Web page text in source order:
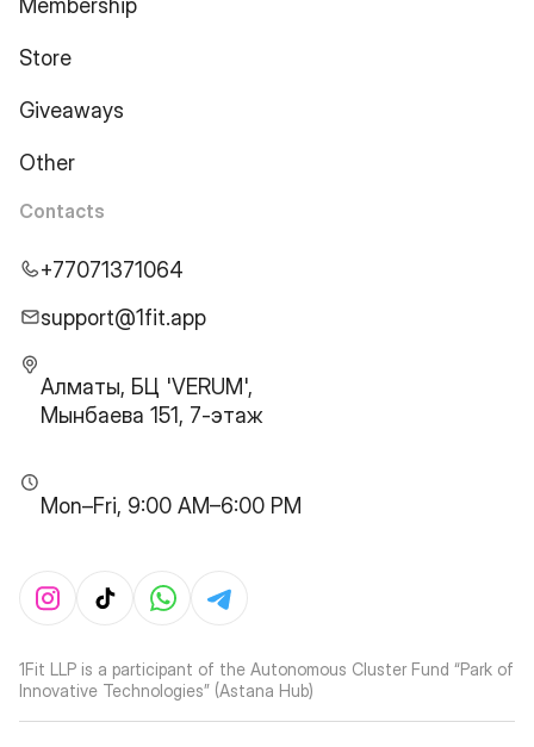
Membership
Store
Giveaways
Other
Contacts
+77071371064
support@1fit.app
Алматы, БЦ 'VERUM',
Мынбаева 151, 7-этаж
Mon–Fri, 9:00 AM–6:00 PM
1Fit LLP is a participant of the Autonomous Cluster Fund “Park of
Innovative Technologies” (Astana Hub)